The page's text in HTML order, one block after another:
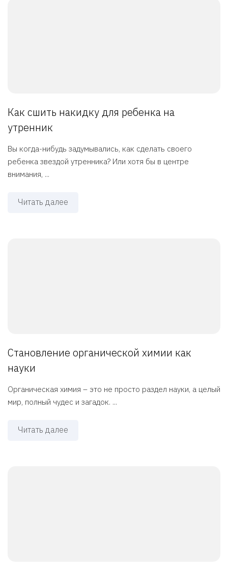
Как сшить накидку для ребенка на
утренник
Вы когда-нибудь задумывались, как сделать своего
ребенка звездой утренника? Или хотя бы в центре
внимания, ...
Читать далее
Становление органической химии как
науки
Органическая химия – это не просто раздел науки, а целый
мир, полный чудес и загадок. ...
Читать далее